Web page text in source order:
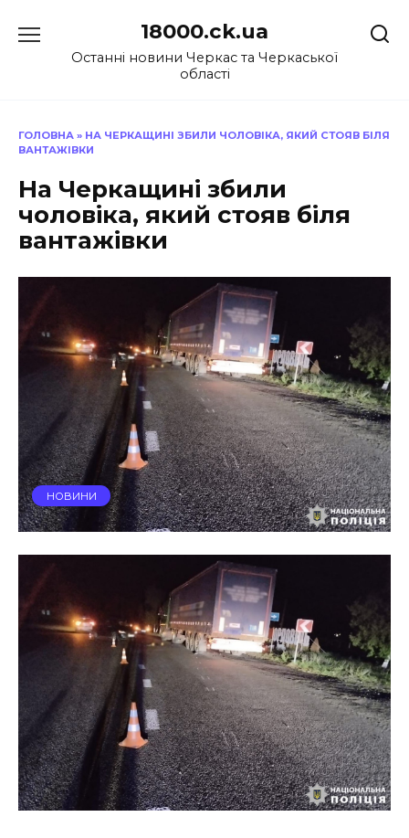
до
18000.ck.ua
Останні новини Черкас та Черкаської
області
ГОЛОВНА » НА ЧЕРКАЩИНІ ЗБИЛИ ЧОЛОВІКА, ЯКИЙ СТОЯВ БІЛЯ
ВАНТАЖІВКИ
На Черкащині збили
чоловіка, який стояв біля
вантажівки
НОВИНИ